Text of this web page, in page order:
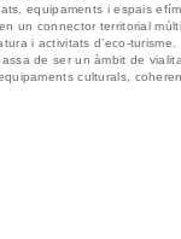
equipaments i espais
un connector territorial
i activitats d’eco-turisme.
de ser un àmbit de
culturals,